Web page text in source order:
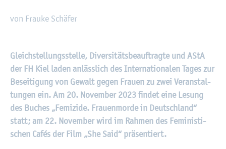
von Frau­ke Schä­fer
Gleich­stel­lungs­stel­le, Di­ver­si­täts­be­auf­trag­te und AStA
der FH Kiel laden an­läss­lich des In­ter­na­tio­na­len Tages zur
Be­sei­ti­gung von Ge­walt gegen Frau­en zu zwei Ver­an­stal­
tun­gen ein. Am 20. No­vem­ber 2023 fin­det eine Le­sung
des Bu­ches „Fe­mi­zi­de. Frau­en­mor­de in Deutsch­land“
statt; am 22. No­vem­ber wird im Rah­men des Fe­mi­nis­ti­
schen Cafés der Film „She Said“ prä­sen­tiert.
©Fach­hoch­schu­le Kiel